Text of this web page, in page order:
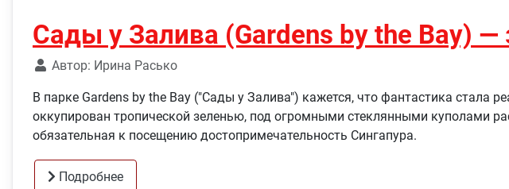
Сады у Залива (Gardens by the Bay)
Автор: Ирина Расько
В парке Gardens by the Bay ("Сады у Залива") кажется, что фантастика
оккупирован тропической зеленью, под огромными стеклянными куполами
обязательная к посещению достопримечательность Сингапура.
Подробнее